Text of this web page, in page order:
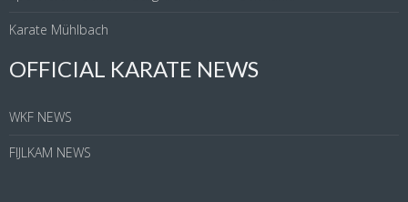
Karate Mühlbach
OFFICIAL KARATE NEWS
WKF NEWS
FIJLKAM NEWS